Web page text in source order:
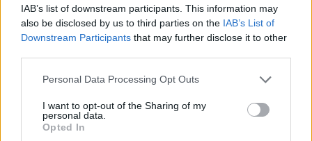
IAB’s list of downstream participants. This information may
also be disclosed by us to third parties on the IAB’s List of
Downstream Participants that may further disclose it to other
Please note that this website/app uses one or more Google
not limited to your visit or usage behaviour. You may click to
grant or deny consent to Google and its third-party tags to
use your data for below specified purposes in below Google
Personal Data Processing Opt Outs
I want to opt-out of the Sharing of my
personal data.
Opted In
Σχόλια
Σχολίασε εδώ